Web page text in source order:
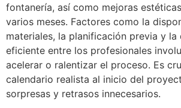
fontanería, así como mejoras
varios meses. Factores como la
materiales, la planificación previa y
eficiente entre los profesionales
acelerar o ralentizar el proceso. Es
calendario realista al inicio del
sorpresas y retrasos innecesarios.